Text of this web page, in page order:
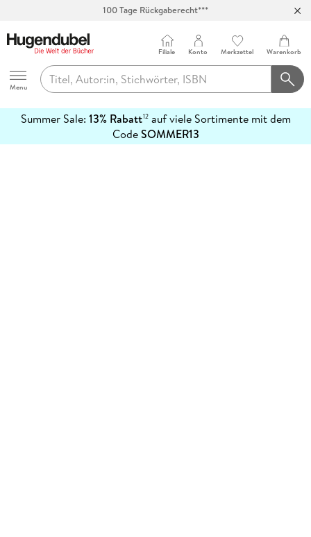
100 Tage Rückgaberecht***
Hugendubel
Menu
Filiale Konto Merkzettel Warenkorb
Summer Sale: 13% Rabatt12auf viele Sortimente mit dem
CodeSOMMER13
erfahren